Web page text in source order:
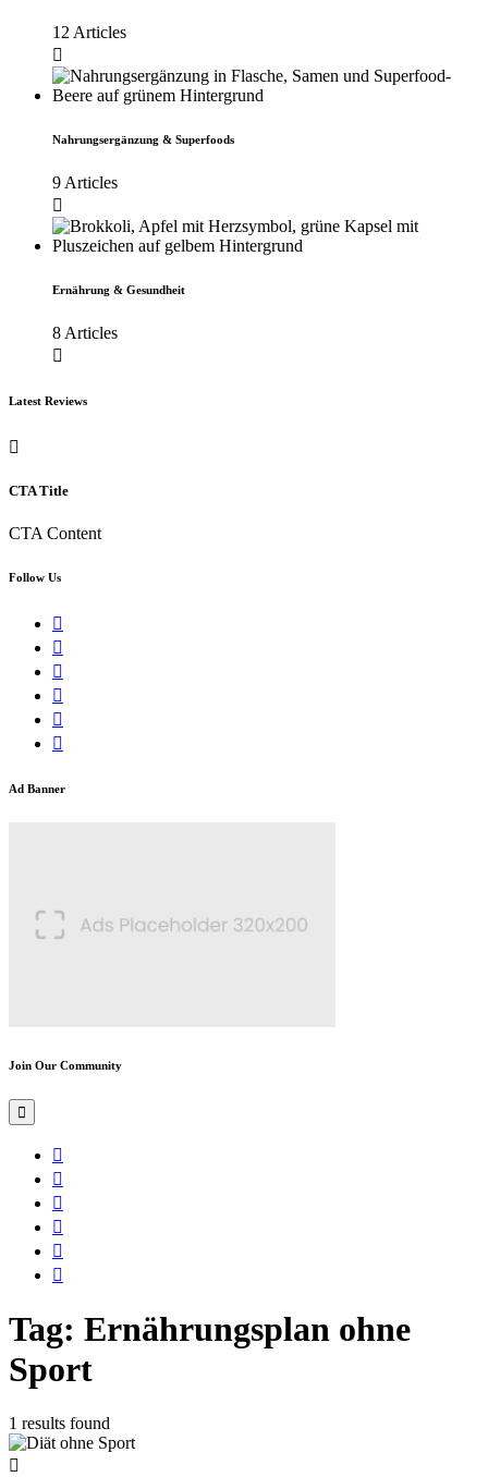
12 Articles
Nahrungsergänzung & Superfoods
9 Articles
Ernährung & Gesundheit
8 Articles
Latest Reviews
CTA Title
CTA Content
Follow Us
Ad Banner
Join Our Community
Tag: Ernährungsplan ohne
Sport
1 results found